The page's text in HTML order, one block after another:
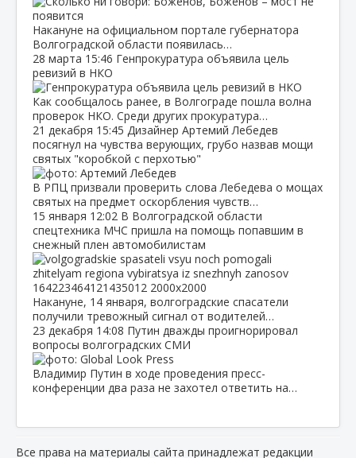
Накануне на официальном портале губернатора
Волгоградской области появилась…
28 марта 15:46 Генпрокуратура объявила цель
ревизий в НКО
Как сообщалось ранее, в Волгограде пошла волна
проверок НКО. Среди других прокуратура…
21 декабря 15:45 Дизайнер Артемий Лебедев
посягнул на чувства верующих, грубо назвав мощи
святых "коробкой с перхотью"
В РПЦ призвали проверить слова Лебедева о мощах
святых на предмет оскорбления чувств…
15 января 12:02 В Волгоградской области
спецтехника МЧС пришла на помощь попавшим в
снежный плен автомобилистам
Накануне, 14 января, волгоградские спасатели
получили тревожный сигнал от водителей…
23 декабря 14:08 Путин дважды проигнорировал
вопросы волгоградских СМИ
Владимир Путин в ходе проведения пресс-
конференции два раза не захотел ответить на…
Все права на материалы сайта принадлежат редакции